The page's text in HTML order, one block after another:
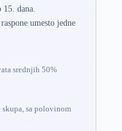
dana.
umesto jedne
srednjih 50%
skupa, sa polovinom